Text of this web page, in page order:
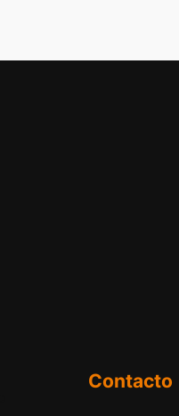
Contacto